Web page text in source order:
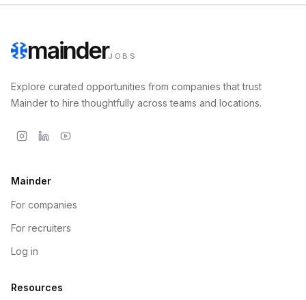
mainderJOBS
Explore curated opportunities from companies that trust
Mainder to hire thoughtfully across teams and locations.
Mainder
For companies
For recruiters
Log in
Resources